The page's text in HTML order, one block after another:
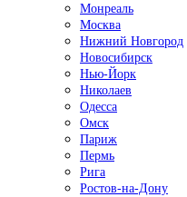
Монреаль
Москва
Нижний Новгород
Новосибирск
Нью-Йорк
Николаев
Одесса
Омск
Париж
Пермь
Рига
Ростов-на-Дону